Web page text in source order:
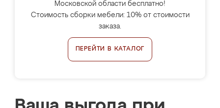
Московской области бесплатно!
Стоимость сборки мебели: 10% от стоимости
заказа.
ПЕРЕЙТИ В КАТАЛОГ